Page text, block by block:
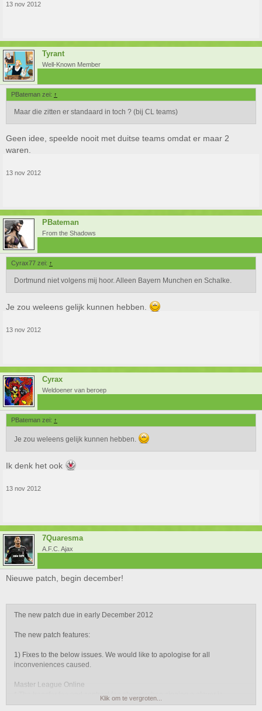
13 nov 2012
Tyrant
Well-Known Member
PBateman zei: ↑
Maar die zitten er standaard in toch ? (bij CL teams)
Geen idee, speelde nooit met duitse teams omdat er maar 2
waren.
13 nov 2012
PBateman
From the Shadows
Cyrax77 zei: ↑
Dortmund niet volgens mij hoor. Alleen Bayern Munchen en Schalke.
Je zou weleens gelijk kunnen hebben.
13 nov 2012
Cyrax
Weldoener van beroep
PBateman zei: ↑
Je zou weleens gelijk kunnen hebben.
Ik denk het ook
13 nov 2012
7Quaresma
A.F.C. Ajax
Nieuwe patch, begin december!
The new patch due in early December 2012
The new patch features:
1) Fixes to the below issues. We would like to apologise for all
inconveniences caused.
Master League Online
* The transfer fee and contract fee shown when signing a player is
different to the one shown in the breakdown of such costs.
Klik om te vergroten...